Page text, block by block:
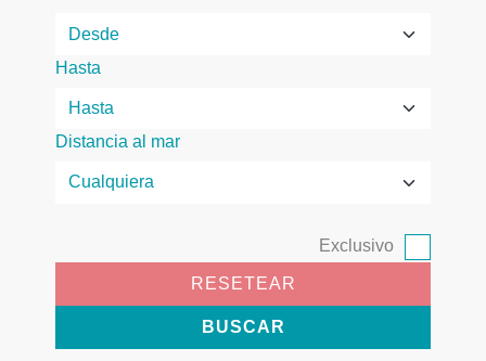
Hasta
Distancia al mar
Exclusivo
RESETEAR
BUSCAR